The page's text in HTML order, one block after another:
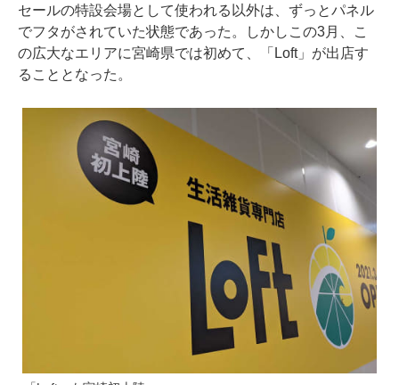
セールの特設会場として使われる以外は、ずっとパネル
でフタがされていた状態であった。しかしこの3月、こ
の広大なエリアに宮崎県では初めて、「Loft」が出店す
ることとなった。